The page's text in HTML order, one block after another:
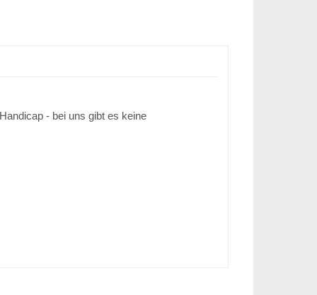
- bei uns gibt es keine